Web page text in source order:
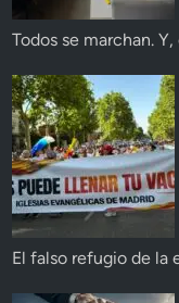
Todos se marchan.
El falso refugio de la